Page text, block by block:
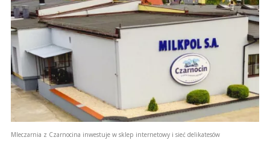
Mleczarnia z Czarnocina inwestuje w sklep internetowy i sieć delikatesów